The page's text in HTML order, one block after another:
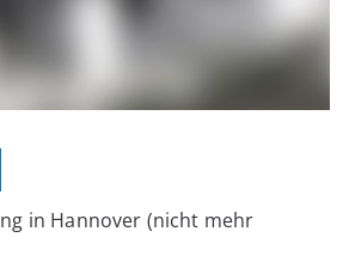
in Hannover (nicht mehr